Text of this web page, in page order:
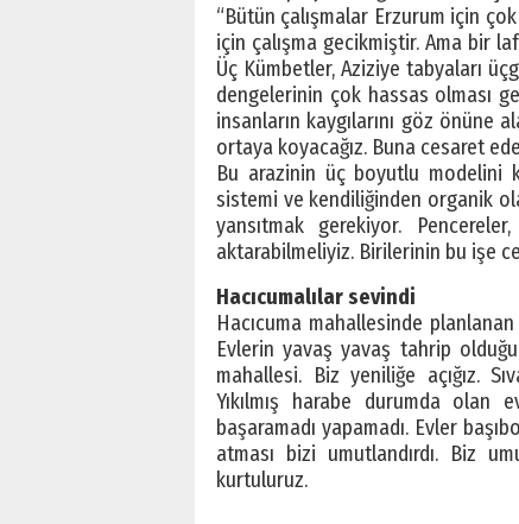
“Bütün çalışmalar Erzurum için
için çalışma gecikmiştir. Ama bir
Üç Kümbetler, Aziziye tabyaları
dengelerinin çok hassas olması
insanların kaygılarını göz önüne
ortaya koyacağız. Buna cesaret
Bu arazinin üç boyutlu modelini
sistemi ve kendiliğinden organik
yansıtmak gerekiyor.
aktarabilmeliyiz. Birilerinin bu işe
Hacıcumalılar sevindi
Hacıcuma mahallesinde
Evlerin yavaş yavaş tahrip
mahallesi. Biz yeniliğe açığız.
Yıkılmış harabe durumda olan
başaramadı yapamadı. Evler
atması bizi umutlandırdı. Biz
kurtuluruz.